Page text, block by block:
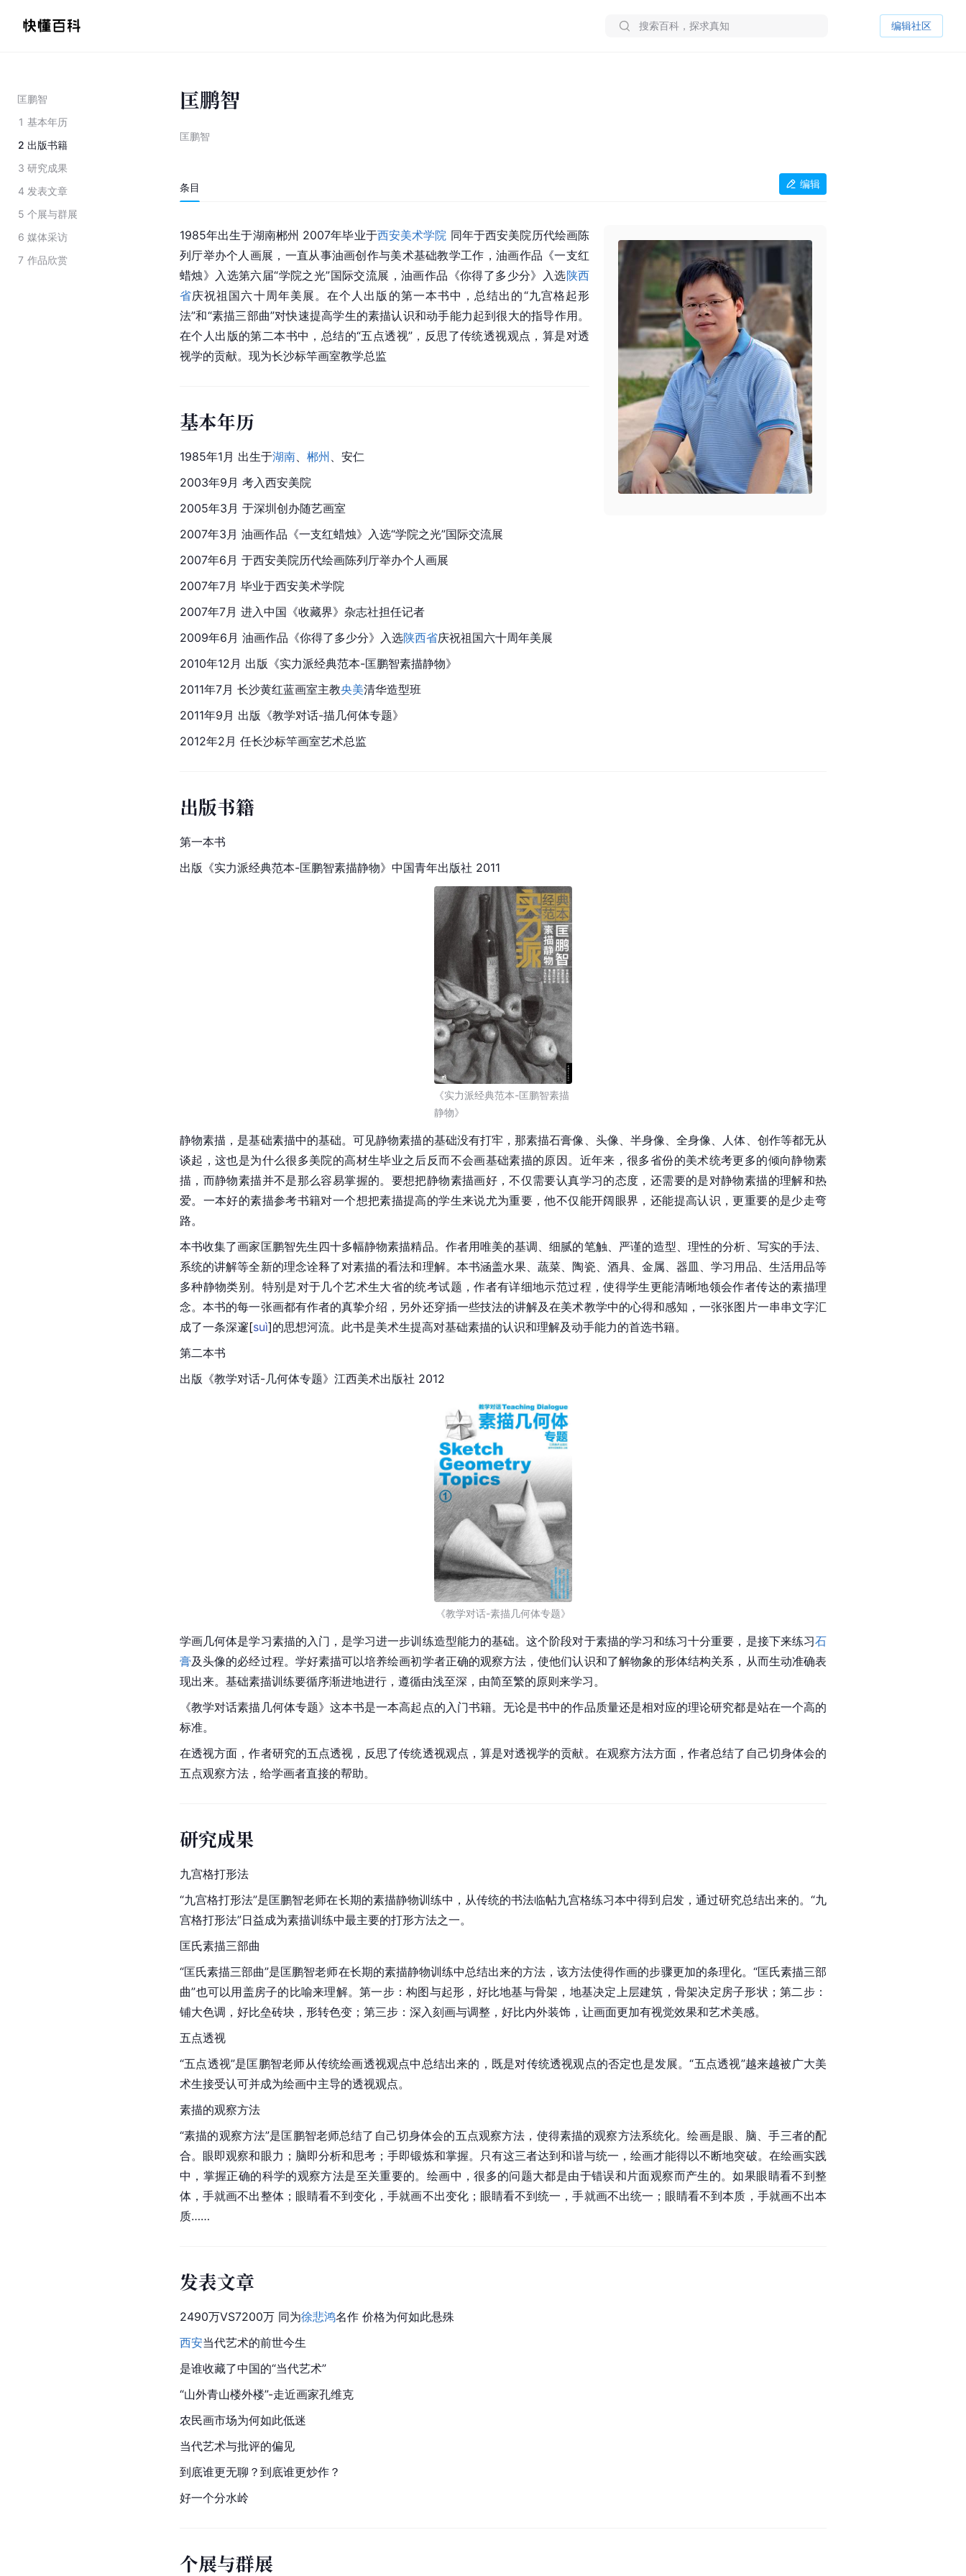
编辑社区
匡鹏智
1 基本年历
2 出版书籍
3 研究成果
4 发表文章
5 个展与群展
6 媒体采访
7 作品欣赏
匡鹏智
匡鹏智
条目 编辑
1985年出生于湖南郴州 2007年毕业于西安美术学院 同年于西安美院历代绘画陈
列厅举办个人画展，一直从事油画创作与美术基础教学工作，油画作品《一支红
蜡烛》入选第六届“学院之光”国际交流展，油画作品《你得了多少分》入选陕西
省庆祝祖国六十周年美展。在个人出版的第一本书中，总结出的“九宫格起形
法”和“素描三部曲”对快速提高学生的素描认识和动手能力起到很大的指导作用。
在个人出版的第二本书中，总结的“五点透视”，反思了传统透视观点，算是对透
视学的贡献。现为长沙标竿画室教学总监
基本年历
1985年1月 出生于湖南 郴州
安仁
2003年9月 考入西安美院
2005年3月 于深圳创办随艺画室
2007年3月 油画作品《一支红蜡烛》入选“学院之光”国际交流展
2007年6月 于西安美院历代绘画陈列厅举办个人画展
2007年7月 毕业于西安美术学院
2007年7月 进入中国《收藏界》杂志社担任记者
2009年6月 油画作品《你得了多少分》入选陕西省庆祝祖国六十周年美展
2010年12月 出版《实力派经典范本-匡鹏智素描静物》
2011年7月 长沙黄红蓝画室主教央美清华造型班
2011年9月 出版《教学对话-描几何体专题》
2012年2月 任长沙标竿画室艺术总监
出版书籍
第一本书
出版《实力派经典范本-匡鹏智素描静物》中国青年出版社 2011
《实力派经典范本-匡鹏智素描
静物》
静物素描，是基础素描中的基础。可见静物素描的基础没有打牢，那素描石膏像、头像、半身像、全身像、人体、创作等都无从
谈起，这也是为什么很多美院的高材生毕业之后反而不会画基础素描的原因。近年来，很多省份的美术统考更多的倾向静物素
描，而静物素描并不是那么容易掌握的。要想把静物素描画好，不仅需要认真学习的态度，还需要的是对静物素描的理解和热
爱。一本好的素描参考书籍对一个想把素描提高的学生来说尤为重要，他不仅能开阔眼界，还能提高认识，更重要的是少走弯
路。
本书收集了画家匡鹏智先生四十多幅静物素描精品。作者用唯美的基调、细腻的笔触、严谨的造型、理性的分析、写实的手法、
系统的讲解等全新的理念诠释了对素描的看法和理解。本书涵盖水果、蔬菜、陶瓷、酒具、金属、器皿、学习用品、生活用品等
多种静物类别。特别是对于几个艺术生大省的统考试题，作者有详细地示范过程，使得学生更能清晰地领会作者传达的素描理
念。本书的每一张画都有作者的真挚介绍，另外还穿插一些技法的讲解及在美术教学中的心得和感知，一张张图片一串串文字汇
成了一条深邃[suì]的思想河流。此书是美术生提高对基础素描的认识和理解及动手能力的首选书籍。
第二本书
出版《教学对话-几何体专题》江西美术出版社 2012
《教学对话-素描几何体专题》
学画几何体是学习素描的入门，是学习进一步训练造型能力的基础。这个阶段对于素描的学习和练习十分重要，是接下来练习石
膏及头像的必经过程。学好素描可以培养绘画初学者正确的观察方法，使他们认识和了解物象的形体结构关系，从而生动准确表
现出来。基础素描训练要循序渐进地进行，遵循由浅至深，由简至繁的原则来学习。
《教学对话素描几何体专题》这本书是一本高起点的入门书籍。无论是书中的作品质量还是相对应的理论研究都是站在一个高的
标准。
在透视方面，作者研究的五点透视，反思了传统透视观点，算是对透视学的贡献。在观察方法方面，作者总结了自己切身体会的
五点观察方法，给学画者直接的帮助。
研究成果
九宫格打形法
“九宫格打形法”是匡鹏智老师在长期的素描静物训练中，从传统的书法临帖九宫格练习本中得到启发，通过研究总结出来的。“九
宫格打形法”日益成为素描训练中最主要的打形方法之一。
匡氏素描三部曲
“匡氏素描三部曲”是匡鹏智老师在长期的素描静物训练中总结出来的方法，该方法使得作画的步骤更加的条理化。“匡氏素描三部
曲”也可以用盖房子的比喻来理解。第一步：构图与起形，好比地基与骨架，地基决定上层建筑，骨架决定房子形状；第二步：
铺大色调，好比垒砖块，形转色变；第三步：深入刻画与调整，好比内外装饰，让画面更加有视觉效果和艺术美感。
五点透视
“五点透视”是匡鹏智老师从传统绘画透视观点中总结出来的，既是对传统透视观点的否定也是发展。“五点透视”越来越被广大美
术生接受认可并成为绘画中主导的透视观点。
素描的观察方法
“素描的观察方法”是匡鹏智老师总结了自己切身体会的五点观察方法，使得素描的观察方法系统化。绘画是眼、脑、手三者的配
合。眼即观察和眼力；脑即分析和思考；手即锻炼和掌握。只有这三者达到和谐与统一，绘画才能得以不断地突破。在绘画实践
中，掌握正确的科学的观察方法是至关重要的。绘画中，很多的问题大都是由于错误和片面观察而产生的。如果眼睛看不到整
体，手就画不出整体；眼睛看不到变化，手就画不出变化；眼睛看不到统一，手就画不出统一；眼睛看不到本质，手就画不出本
质……
发表文章
2490万VS7200万 同为徐悲鸿名作 价格为何如此悬殊
西安当代艺术的前世今生
是谁收藏了中国的“当代艺术”
“山外青山楼外楼”-走近画家孔维克
农民画市场为何如此低迷
当代艺术与批评的偏见
到底谁更无聊？到底谁更炒作？
好一个分水岭
个展与群展